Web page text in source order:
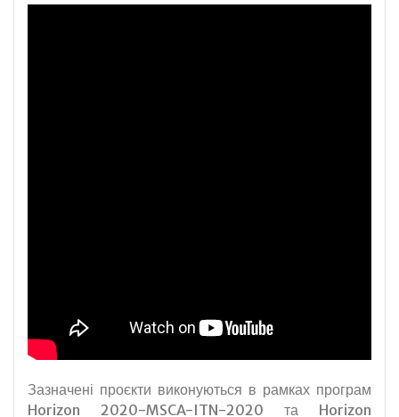
Зазначені проєкти виконуються в рамках програм
Horizon 2020-MSCA-ITN-2020 та Horizon